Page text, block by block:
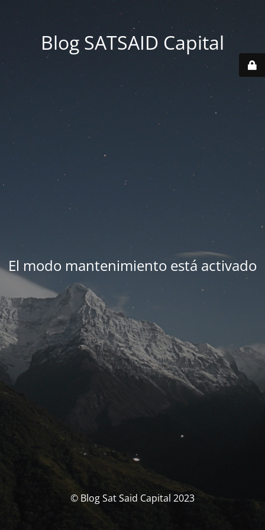
Blog SATSAID Capital
El modo mantenimiento está activado
© Blog Sat Said Capital 2023